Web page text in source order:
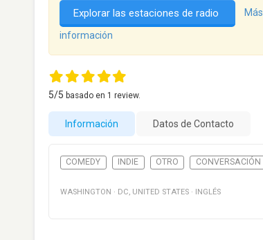
Explorar las estaciones de radio Más
información
5/5 basado en 1 review.
Información Datos de Contacto
COMEDY INDIE OTRO CONVERSACIÓN
WASHINGTON · DC, UNITED STATES · INGLÉS